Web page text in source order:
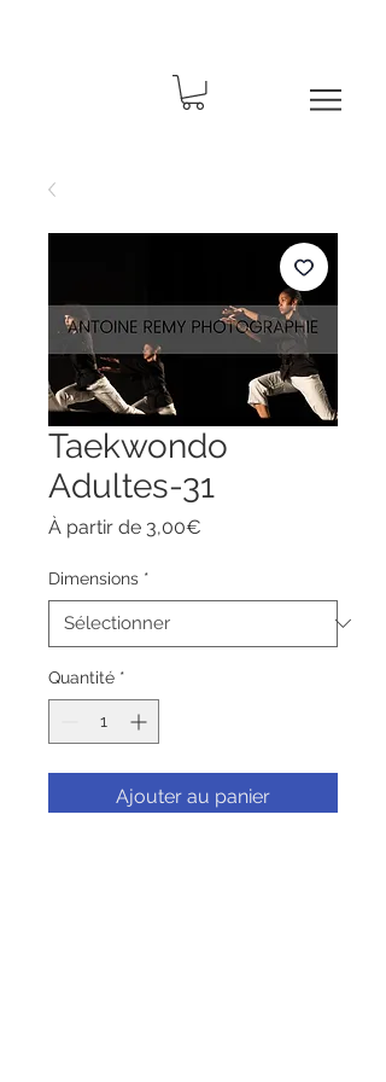
Taekwondo
Adultes-31
À partir de 3,00€
Dimensions *
Quantité *
Ajouter au panier